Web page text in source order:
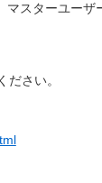
スターユーザ
さい。